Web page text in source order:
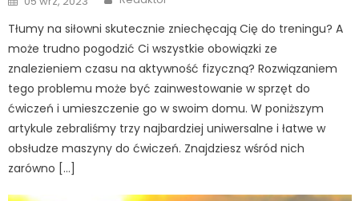
on
Tłumy na siłowni skutecznie zniechęcają Cię do treningu? A
może trudno pogodzić Ci wszystkie obowiązki ze
znalezieniem czasu na aktywność fizyczną? Rozwiązaniem
tego problemu może być zainwestowanie w sprzęt do
ćwiczeń i umieszczenie go w swoim domu. W poniższym
artykule zebraliśmy trzy najbardziej uniwersalne i łatwe w
obsłudze maszyny do ćwiczeń. Znajdziesz wśród nich
zarówno […]